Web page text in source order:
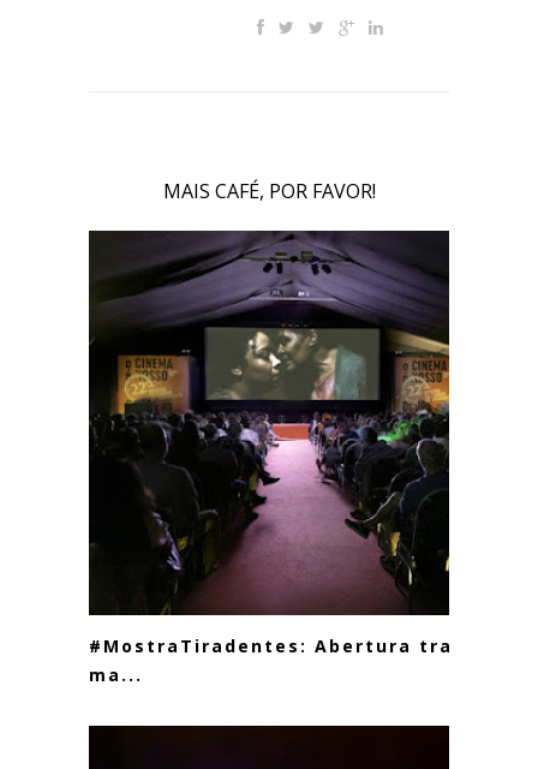
MAIS CAFÉ, POR FAVOR!
#MostraTiradentes: Abertura traz
ma...